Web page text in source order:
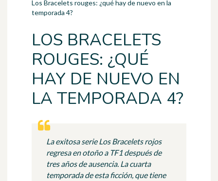
Los Bracelets rouges: ¿qué hay de nuevo en la
temporada 4?
LOS BRACELETS
ROUGES: ¿QUÉ
HAY DE NUEVO EN
LA TEMPORADA 4?
La exitosa serie Los Bracelets rojos
regresa en otoño a TF1 después de
tres años de ausencia. La cuarta
temporada de esta ficción, que tiene